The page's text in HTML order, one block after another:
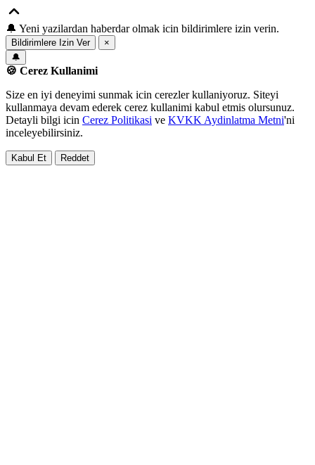
🔔 Yeni yazilardan haberdar olmak icin bildirimlere izin verin.
Bildirimlere Izin Ver
×
🔔
🍪 Cerez Kullanimi
Size en iyi deneyimi sunmak icin cerezler kullaniyoruz. Siteyi
kullanmaya devam ederek cerez kullanimi kabul etmis olursunuz.
Detayli bilgi icin Cerez Politikasi ve KVKK Aydinlatma Metni'ni
inceleyebilirsiniz.
Kabul Et Reddet